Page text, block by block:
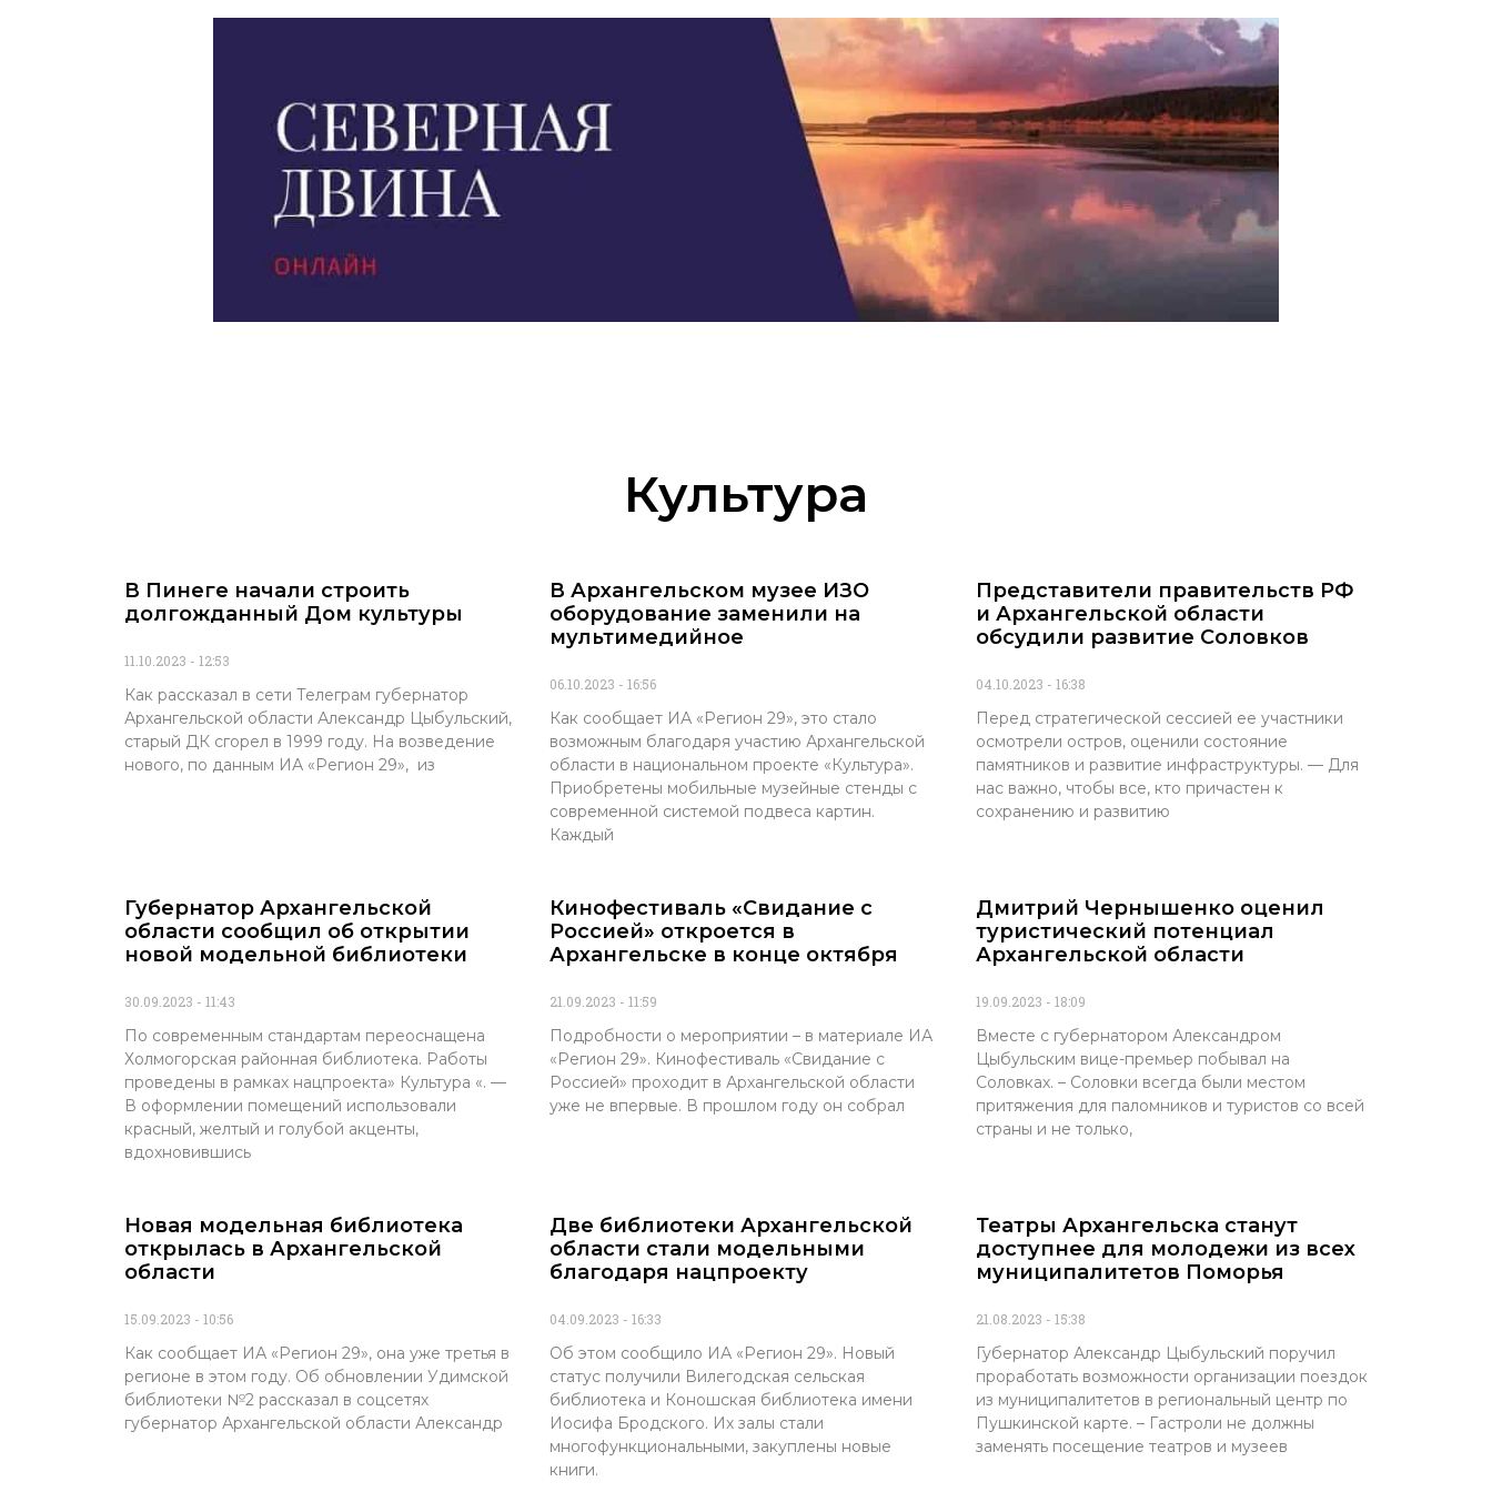
Культура
В Пинеге начали строить
долгожданный Дом культуры
11.10.2023 12:53
Как рассказал в сети Телеграм губернатор
Архангельской области Александр Цыбульский,
старый ДК сгорел в 1999 году. На возведение
нового, по данным ИА «Регион 29», из
В Архангельском музее ИЗО
оборудование заменили на
мультимедийное
06.10.2023 16:56
Как сообщает ИА «Регион 29», это стало
возможным благодаря участию Архангельской
области в национальном проекте «Культура».
Приобретены мобильные музейные стенды с
современной системой подвеса картин.
Каждый
Представители правительств РФ
и Архангельской области
обсудили развитие Соловков
04.10.2023 16:38
Перед стратегической сессией ее участники
осмотрели остров, оценили состояние
памятников и развитие инфраструктуры. — Для
нас важно, чтобы все, кто причастен к
сохранению и развитию
Губернатор Архангельской
области сообщил об открытии
новой модельной библиотеки
30.09.2023 11:43
По современным стандартам переоснащена
Холмогорская районная библиотека. Работы
проведены в рамках нацпроекта» Культура «. —
В оформлении помещений использовали
красный, желтый и голубой акценты,
вдохновившись
Кинофестиваль «Свидание с
Россией» откроется в
Архангельске в конце октября
21.09.2023 11:59
Подробности о мероприятии – в материале ИА
«Регион 29». Кинофестиваль «Свидание с
Россией» проходит в Архангельской области
уже не впервые. В прошлом году он собрал
Дмитрий Чернышенко оценил
туристический потенциал
Архангельской области
19.09.2023 18:09
Вместе с губернатором Александром
Цыбульским вице-премьер побывал на
Соловках. – Соловки всегда были местом
притяжения для паломников и туристов со всей
страны и не только,
Новая модельная библиотека
открылась в Архангельской
области
15.09.2023 10:56
Как сообщает ИА «Регион 29», она уже третья в
регионе в этом году. Об обновлении Удимской
библиотеки №2 рассказал в соцсетях
губернатор Архангельской области Александр
Две библиотеки Архангельской
области стали модельными
благодаря нацпроекту
04.09.2023 16:33
Об этом сообщило ИА «Регион 29». Новый
статус получили Вилегодская сельская
библиотека и Коношская библиотека имени
Иосифа Бродского. Их залы стали
многофункциональными, закуплены новые
книги.
Театры Архангельска станут
доступнее для молодежи из всех
муниципалитетов Поморья
21.08.2023 15:38
Губернатор Александр Цыбульский поручил
проработать возможности организации поездок
из муниципалитетов в региональный центр по
Пушкинской карте. – Гастроли не должны
заменять посещение театров и музеев